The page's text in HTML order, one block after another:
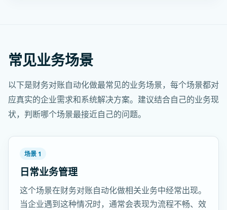
常见业务场景
以下是财务对账自动化做最常见的业务场景，每个场景都对
应真实的企业需求和系统解决方案。建议结合自己的业务现
状，判断哪个场景最接近自己的问题。
场景 1
日常业务管理
这个场景在财务对账自动化做相关业务中经常出现。
当企业遇到这种情况时，通常会表现为流程不畅、效